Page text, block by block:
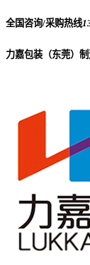
全国咨询/采购热线
力嘉包装（东莞）